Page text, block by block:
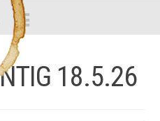
18.5.26